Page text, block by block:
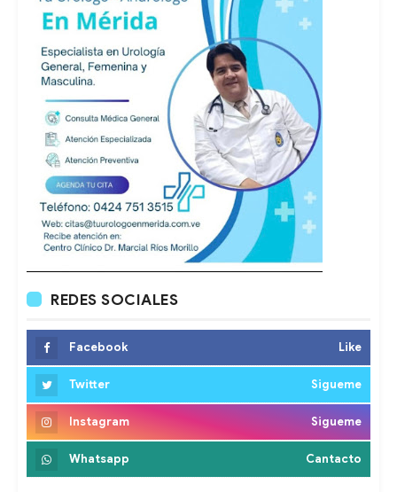
REDES SOCIALES
Facebook Like
Twitter Sigueme
Instagram Sigueme
Whatsapp Cantacto